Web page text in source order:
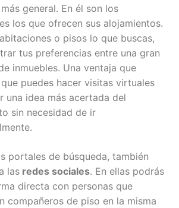
general. En él son los
los que ofrecen sus alojamientos.
o pisos lo que buscas,
tus preferencias entre una gran
inmuebles. Una ventaja que
puedes hacer visitas virtuales
una idea más acertada del
sin necesidad de ir
portales de búsqueda, también
las redes sociales. En ellas podrás
directa con personas que
compañeros de piso en la misma